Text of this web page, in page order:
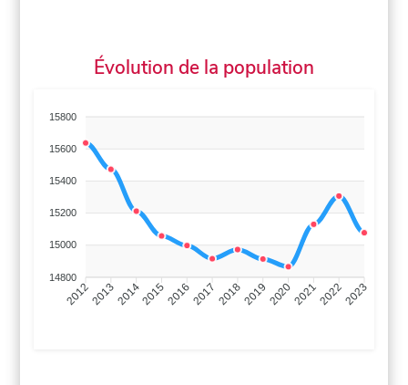
Évolution de la population
15800
15600
15400
15200
15000
14800
201220132014201520162017 201820192020202120222023